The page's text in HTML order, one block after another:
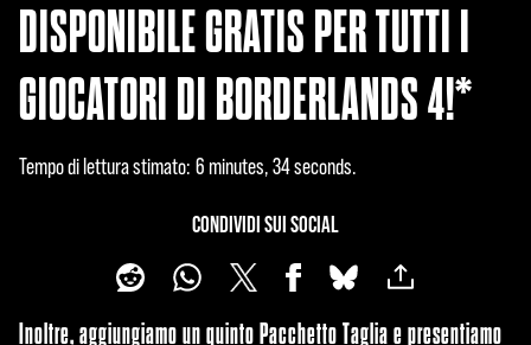
DISPONIBILE GRATIS PER TUTTI I
GIOCATORI DI BORDERLANDS 4!*
Tempo di lettura stimato 6 minutes, 34 seconds
CONDIVIDI SUI SOCIAL
Inoltre, aggiungiamo un quinto Pacchetto Taglia e presentiamo